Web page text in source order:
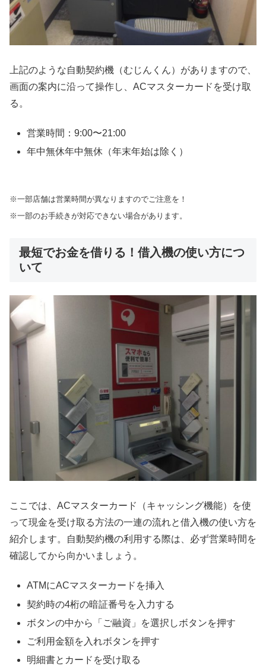
上記のような自動契約機（むじんくん）がありますので、
画面の案内に沿って操作し、ACマスターカードを受け取
る。
営業時間：9:00〜21:00
年中無休年中無休（年末年始は除く）
※一部店舗は営業時間が異なりますのでご注意を！
※一部のお手続きが対応できない場合があります。
最短でお金を借りる！借入機の使い方につ
いて
ここでは、ACマスターカード（キャッシング機能）を使
って現金を受け取る方法の一連の流れと借入機の使い方を
紹介します。自動契約機の利用する際は、必ず営業時間を
確認してから向かいましょう。
ATMにACマスターカードを挿入
契約時の4桁の暗証番号を入力する
ボタンの中から「ご融資」を選択しボタンを押す
ご利用金額を入れボタンを押す
明細書とカードを受け取る